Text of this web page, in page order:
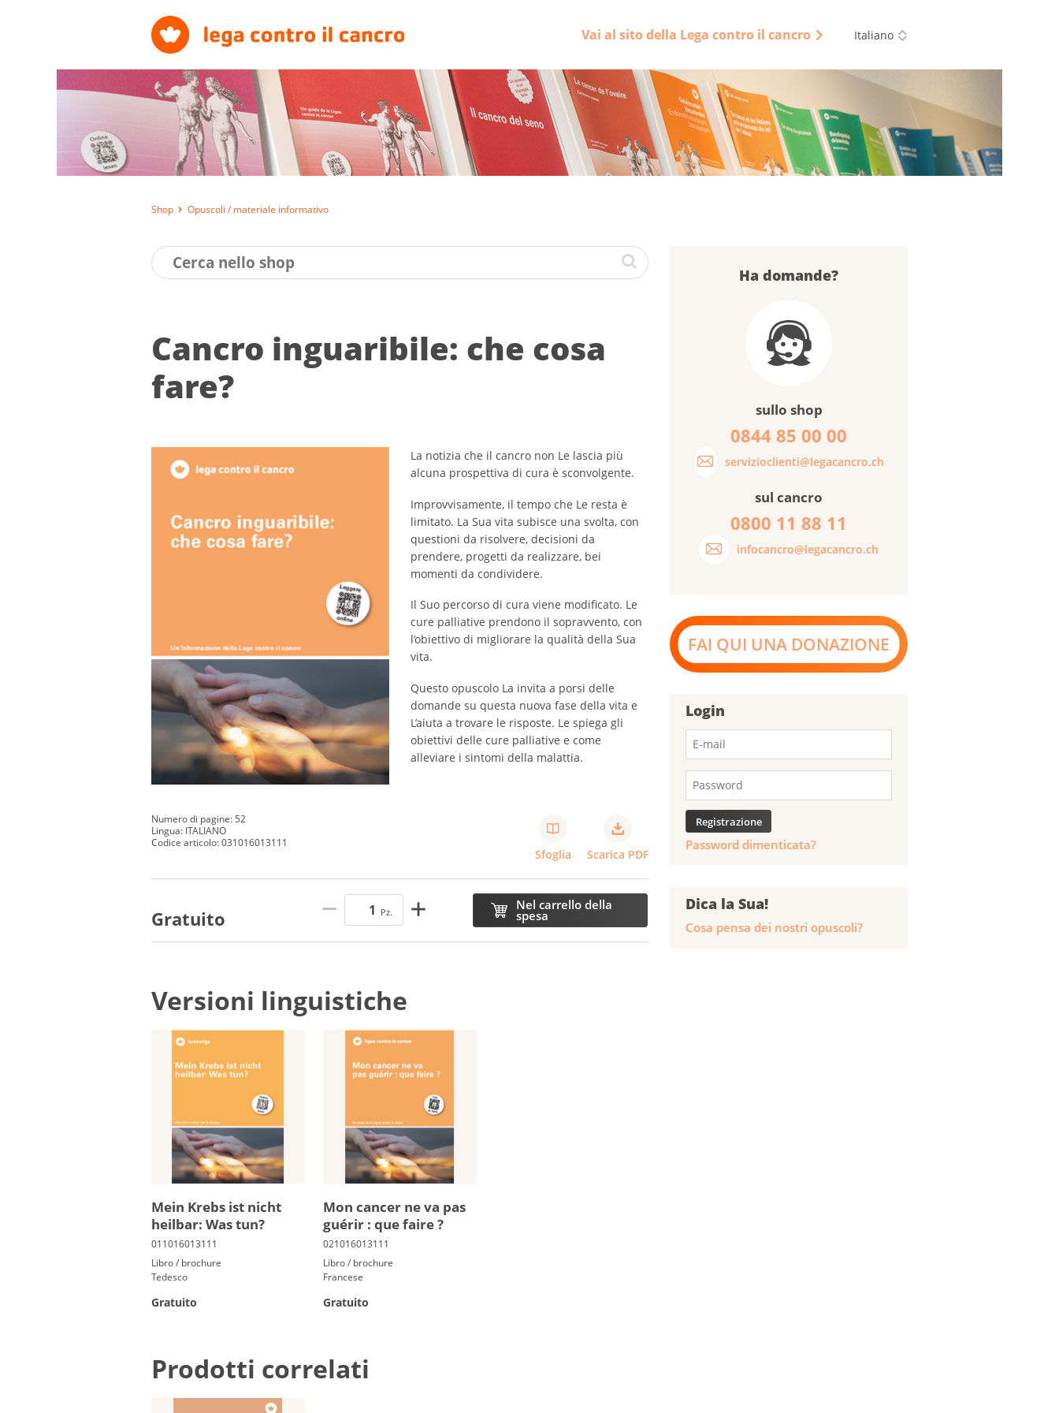
Vai al sito della Lega contro il cancro Italiano
Shop Opuscoli / materiale informativo
Cancro inguaribile: che co­sa
fare?
La notizia che il cancro non Le lascia più
alcuna prospettiva di cura è sconvolgente.
Improvvisamente, il tempo che Le resta è
limitato. La Sua vita subisce una svolta, con
questioni da risolvere, decisioni da
prendere, progetti da realizzare, bei
momenti da condividere.
Il Suo percorso di cura viene modificato. Le
cure palliative prendono il sopravvento, con
l’obiettivo di migliorare la qualità della Sua
vita.
Questo opuscolo La invita a porsi delle
domande su questa nuova fase della vita e
L’aiuta a trovare le risposte. Le spiega gli
obiettivi delle cure palliative e come
alleviare i sintomi della malattia.
Numero di pagine: 52
Lingua: ITALIANO
Codice articolo: 031016013111
Sfoglia Scarica PDF
Gratuito Pz. Nel carrello della
spesa
Versioni linguistiche
Mein Krebs ist nicht
heil­bar: Was tun?
Libro / brochure
Tedesco
Gratuito
Mon can­cer ne va pas
gué­rir : que faire ?
Libro / brochure
Francese
Gratuito
Prodotti correlati
Ha domande?
sullo shop
0844 85 00 00
servizioclienti@legacancro.ch
sul cancro
0800 11 88 11
infocancro@legacancro.ch
FAI QUI UNA DONAZIONE
Login
Password dimenticata?
Dica la Sua!
Cosa pensa dei nostri opuscoli?